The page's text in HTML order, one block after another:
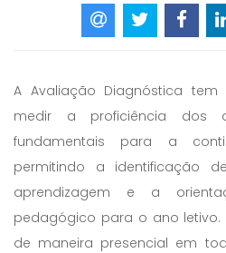
A Avaliação Diagnóstica
medir a proficiência dos
fundamentais para a
permitindo a identificação
aprendizagem e a
pedagógico para o ano letivo.
de maneira presencial em